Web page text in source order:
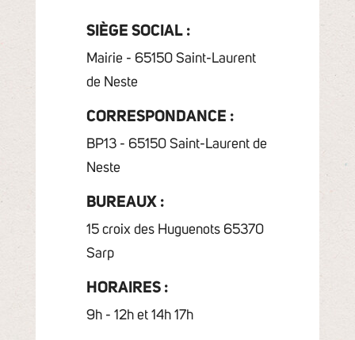
SIÈGE SOCIAL :
Mairie - 65150 Saint-Laurent
de Neste
CORRESPONDANCE :
BP13 - 65150 Saint-Laurent de
Neste
BUREAUX :
15 croix des Huguenots 65370
Sarp
HORAIRES :
9h - 12h et 14h 17h